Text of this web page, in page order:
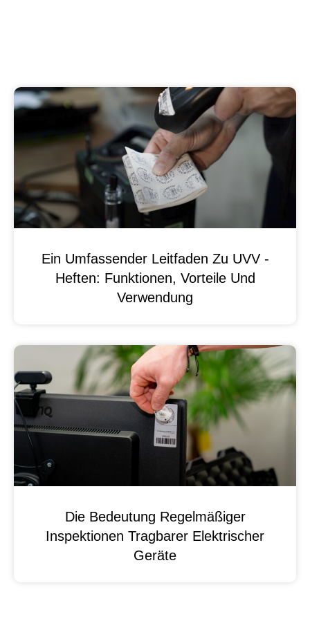
Ein Umfassender Leitfaden Zu UVV -
Heften: Funktionen, Vorteile Und
Verwendung
Die Bedeutung Regelmäßiger
Inspektionen Tragbarer Elektrischer
Geräte